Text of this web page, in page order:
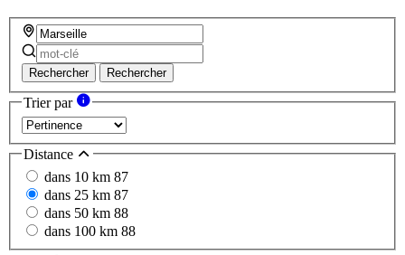
Rechercher Rechercher
Trier par
Distance
dans 10 km 87
dans 25 km 87
dans 50 km 88
dans 100 km 88